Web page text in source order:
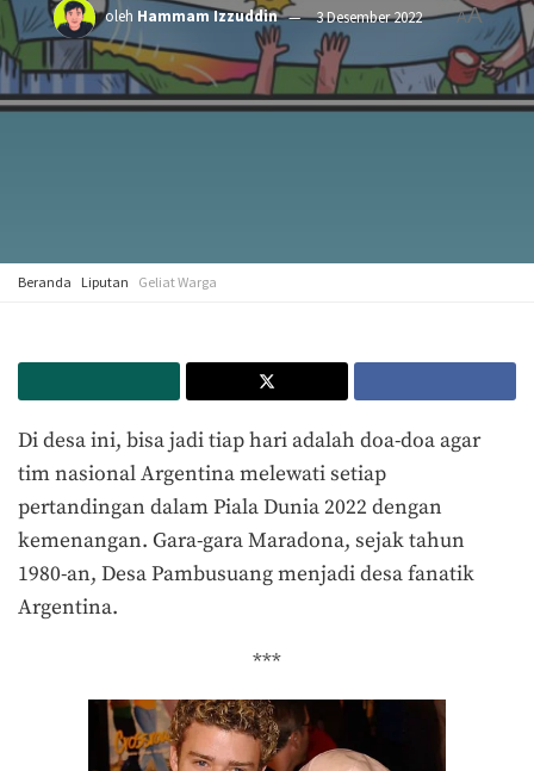
oleh Hammam Izzuddin 3 Desember 2022 AA
Beranda Liputan Geliat Warga
Di desa ini, bisa jadi tiap hari adalah doa-doa agar
tim nasional Argentina melewati setiap
pertandingan dalam Piala Dunia 2022 dengan
kemenangan. Gara-gara Maradona, sejak tahun
1980-an, Desa Pambusuang menjadi desa fanatik
Argentina.
***